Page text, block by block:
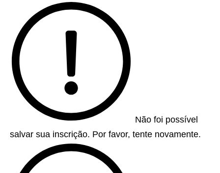
Não foi possível
salvar sua inscrição. Por favor, tente novamente.